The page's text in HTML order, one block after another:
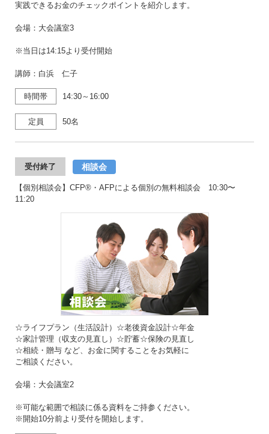
実践できるお金のチェックポイントを紹介します。
会場：大会議室3
※当日は14:15より受付開始
講師：白浜 仁子
時間帯 14:30～16:00
定員 50名
受付終了 相談会
【個別相談会】CFP®・AFPによる個別の無料相談会 10:30〜
11:20
☆ライフプラン（生活設計）☆老後資金設計☆年金
☆家計管理（収支の見直し）☆貯蓄☆保険の見直し
☆相続・贈与 など、お金に関することをお気軽に
ご相談ください。
会場：大会議室2
※可能な範囲で相談に係る資料をご持参ください。
※開始10分前より受付を開始します。